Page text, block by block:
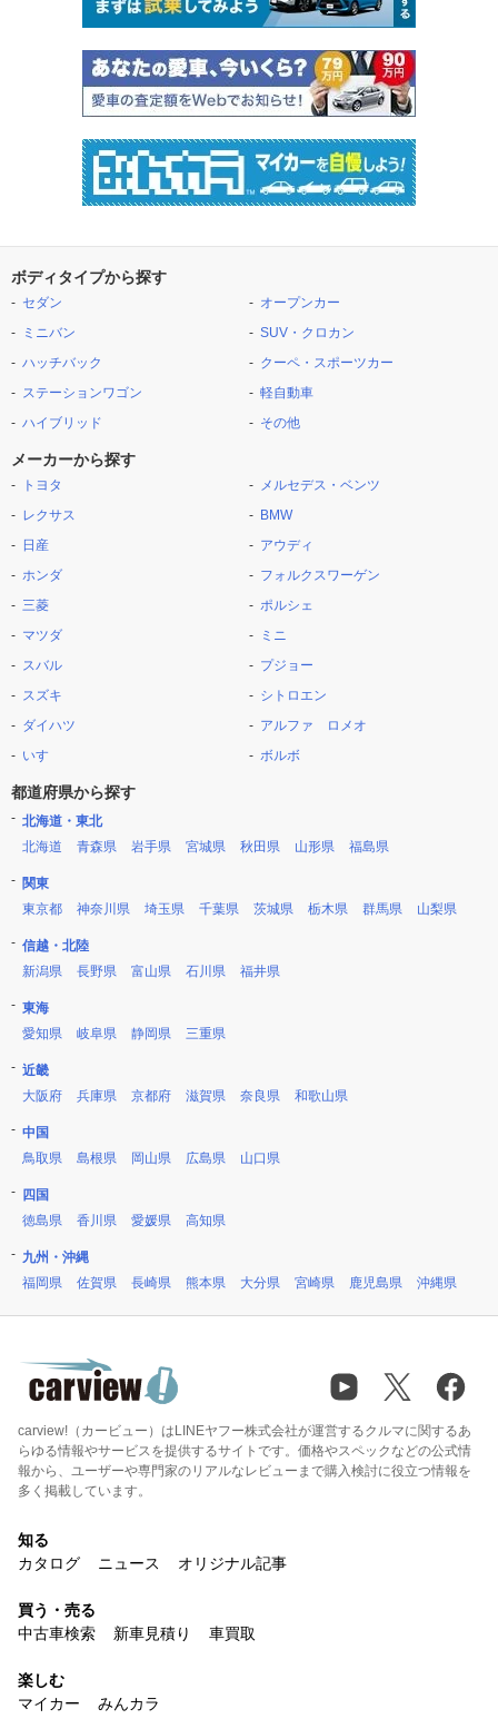
ボディタイプから探す
セダン
ミニバン
ハッチバック
ステーションワゴン
ハイブリッド
オープンカー
SUV・クロカン
クーペ・スポーツカー
軽自動車
その他
メーカーから探す
トヨタ
レクサス
日産
ホンダ
三菱
マツダ
スバル
スズキ
ダイハツ
いすゞ
メルセデス・ベンツ
BMW
アウディ
フォルクスワーゲン
ポルシェ
ミニ
プジョー
シトロエン
アルファ ロメオ
ボルボ
都道府県から探す
北海道・東北
北海道
青森県 岩手県 宮城県 秋田県 山形県 福島県
関東
東京都
神奈川県 埼玉県 千葉県 茨城県 栃木県 群馬県 山梨県
信越・北陸
新潟県
長野県 富山県 石川県 福井県
東海
愛知県
岐阜県 静岡県 三重県
近畿
大阪府
兵庫県 京都府 滋賀県 奈良県 和歌山県
中国
鳥取県
島根県 岡山県 広島県 山口県
四国
徳島県
香川県 愛媛県 高知県
九州・沖縄
福岡県
佐賀県 長崎県 熊本県 大分県 宮崎県 鹿児島県 沖縄県
carview!（カービュー）はLINEヤフー株式会社が運営するクルマに関するあ
らゆる情報やサービスを提供するサイトです。価格やスペックなどの公式情
報から、ユーザーや専門家のリアルなレビューまで購入検討に役立つ情報を
多く掲載しています。
知る
カタログ
ニュース オリジナル記事
買う・売る
中古車検索
新車見積り 車買取
楽しむ
マイカー
みんカラ